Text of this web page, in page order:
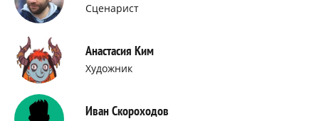
Сценарист
Анастасия Ким
Художник
Иван Скороходов